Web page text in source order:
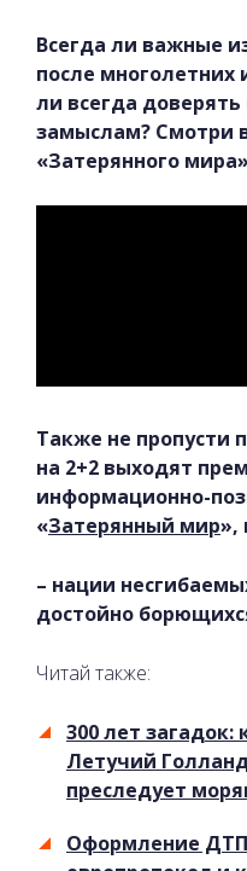
Всегда ли важные
после многолетних
ли всегда
замыслам? Смотри
«Затерянного
Также не пропусти
на 2+2 выходят
информационно-
«Затерянный мир»,
– нации
достойно
Читай также:
300 лет загадок:
Летучий
преследует
Оформление ДТП